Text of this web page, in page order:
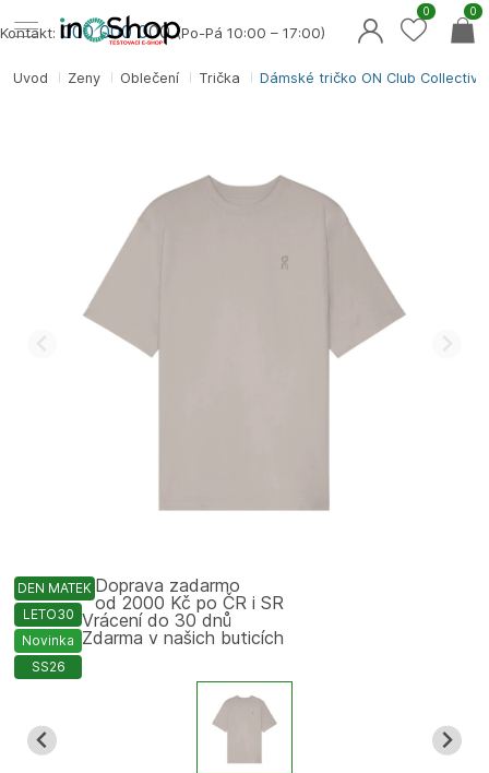
Úvod Ženy Oblečení Trička Dámské tričko ON Club
DEN MATEK
LETO30
Novinka
SS26
Doprava zadarmo
od 2000 Kč po ČR i SR
Vrácení do 30 dnů
Zdarma v našich buticích
Kontakt: 000 000 000(Po-Pá 10:00 – 17:00)
0
0